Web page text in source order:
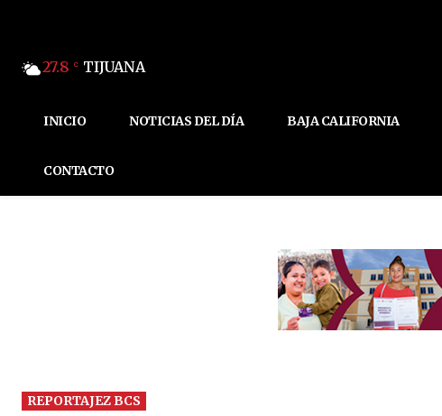
27.8 C TIJUANA
INICIO NOTICIAS DEL DÍA BAJA CALIFORNIA
CONTACTO
REPORTAJEZ BCS